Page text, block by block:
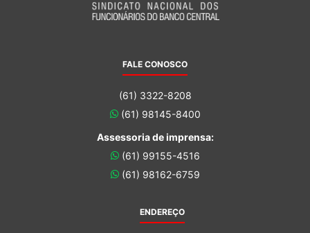
FALE CONOSCO
(61) 3322-8208
(61) 98145-8400
Assessoria de imprensa:
(61) 99155-4516
(61) 98162-6759
ENDEREÇO